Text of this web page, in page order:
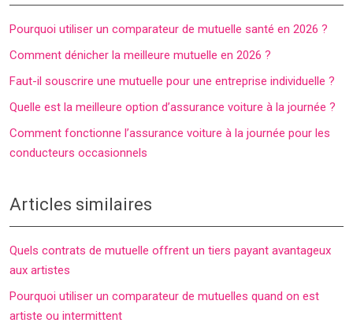
Pourquoi utiliser un comparateur de mutuelle santé en 2026 ?
Comment dénicher la meilleure mutuelle en 2026 ?
Faut-il souscrire une mutuelle pour une entreprise individuelle ?
Quelle est la meilleure option d’assurance voiture à la journée ?
Comment fonctionne l’assurance voiture à la journée pour les
conducteurs occasionnels
Articles similaires
Quels contrats de mutuelle offrent un tiers payant avantageux
aux artistes
Pourquoi utiliser un comparateur de mutuelles quand on est
artiste ou intermittent